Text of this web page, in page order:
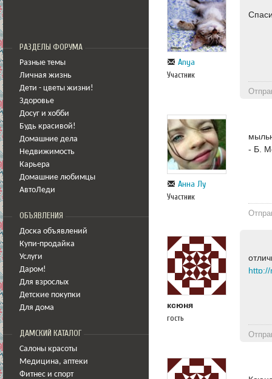
РАЗДЕЛЫ ФОРУМА
Разные темы
Личная жизнь
Дети - цветы жизни!
Здоровье
Досуг и хобби
Будь красивой!
Домашние дела
Недвижимость
Карьера
Домашние любимцы
АвтоЛеди
ОБЪЯВЛЕНИЯ
Доска объявлений
Купи-продайка
Услуги
Даром!
Для взрослых
Детские покупки
Для дома
ДАМСКИЙ КАТАЛОГ
Салоны красоты
Медицина, аптеки
Фитнес и спорт
Anya
Участник
Анна Лу
Участник
- Б.
ксюня
гость